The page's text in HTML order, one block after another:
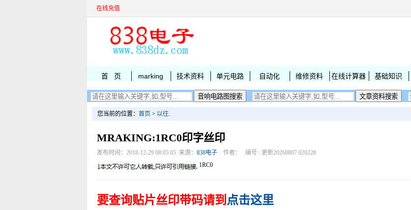
在线充值
首 页 marking 技术资料 单元电路 自动化 维修资料 在线计算器 基础知识
您当前的位置： 首页 > 以往.
MRAKING:1RC0印字丝印
发布时间：2018-12-29 08:05:05 来源： 838电子 作者： 编号: 更新20260807 020228
1RC0
要查询贴片丝印带码请到 点击这里